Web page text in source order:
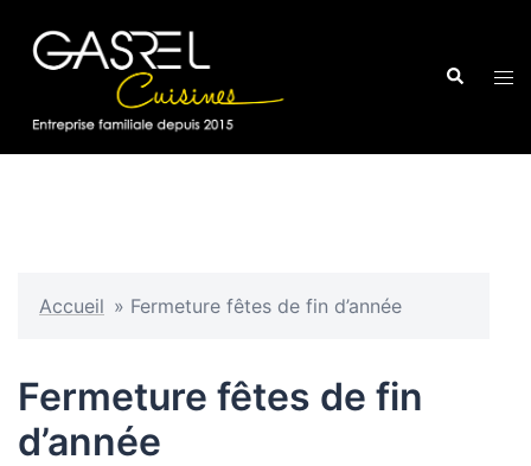
contenu
Accueil » Fermeture fêtes de fin d’année
Fermeture fêtes de fin
d’année